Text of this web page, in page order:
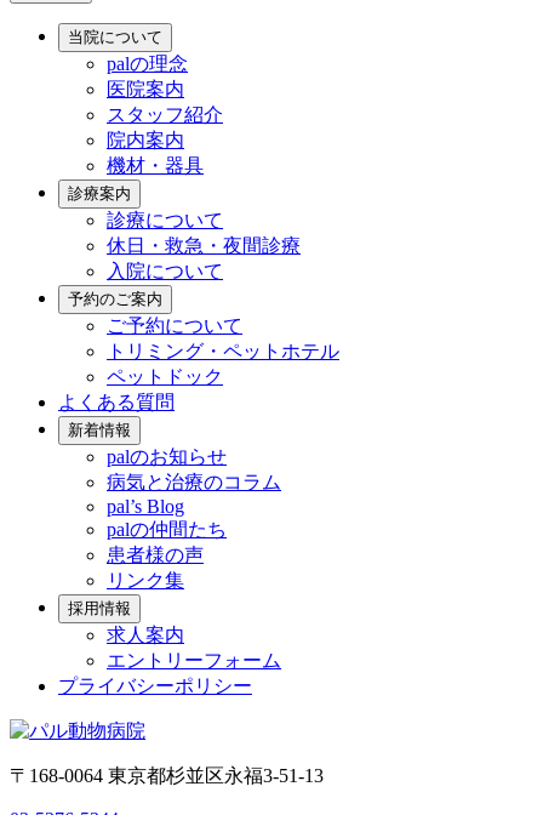
当院について
palの理念
医院案内
スタッフ紹介
院内案内
機材・器具
診療案内
診療について
休日・救急・夜間診療
入院について
予約のご案内
ご予約について
トリミング・ペットホテル
ペットドック
よくある質問
新着情報
palのお知らせ
病気と治療のコラム
pal’s Blog
palの仲間たち
患者様の声
リンク集
採用情報
求人案内
エントリーフォーム
プライバシーポリシー
〒168-0064 東京都杉並区永福3-51-13